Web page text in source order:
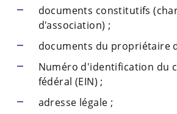
documents constitutifs
d'association) ;
documents du propriétaire
Numéro d'identification du
fédéral (EIN) ;
adresse légale ;